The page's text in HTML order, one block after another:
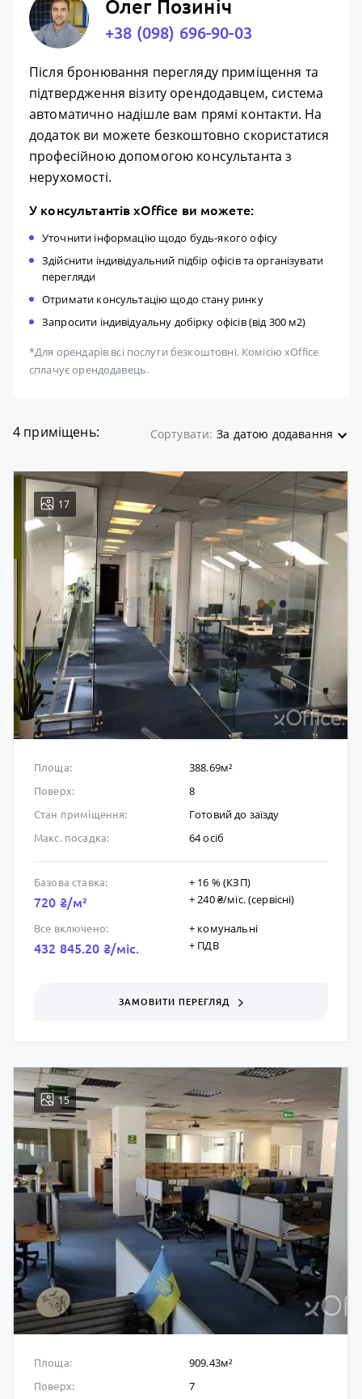
Олег Позиніч
+38 (098) 696-90-03
Після бронювання перегляду приміщення та
підтвердження візиту орендодавцем, система
автоматично надішле вам прямі контакти. На
додаток ви можете безкоштовно скористатися
професійною допомогою консультанта з
нерухомості.
У консультантів xOffice ви можете:
Уточнити інформацію щодо будь-якого офісу
Здійснити індивідуальний підбір офісів та організувати
перегляди
Отримати консультацію щодо стану ринку
Запросити індивідуальну добірку офісів (від 300 м2)
*Для орендарів всі послуги безкоштовні. Комісію xOffice
сплачує орендодавець.
4 приміщень: Сортувати: За датою додавання
17
Площа: 388.69м²
Поверх: 8
Стан приміщення: Готовий до заïзду
Макс. посадка: 64 осіб
Базова ставка:
720 ₴/м²
+ 16 % (КЗП)
+ 240 ₴/мic. (сервісні)
Все включено:
432 845.20 ₴/мic.
+ комунальні
+ ПДВ
ЗАМОВИТИ ПЕРЕГЛЯД
15
Площа: 909.43м²
Поверх: 7